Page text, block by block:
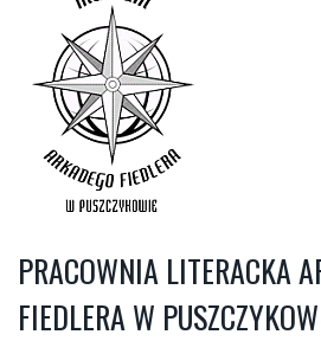
PRACOWNIA LITERACKA
FIEDLERA W